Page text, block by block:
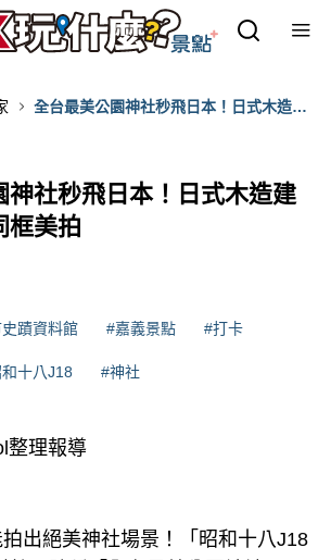
全台最美公園神社秒飛日本！日式木造建
神社秒飛日本！日式木造建
框美拍
蹟資料館 #嘉義景點 #打卡
十八J18 #神社
整理報導
出絕美神社場景！「昭和十八J18